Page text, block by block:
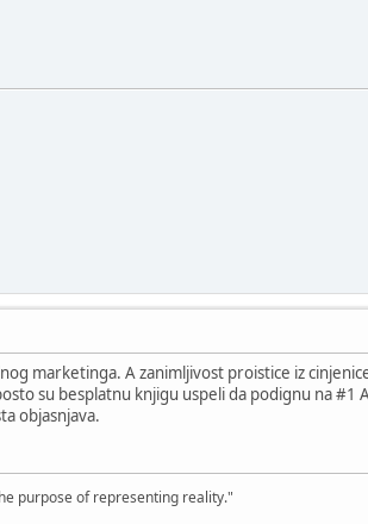
marketinga. A zanimljivost proistice iz
su besplatnu knjigu uspeli da podignu na #1
objasnjava.
purpose of representing reality."